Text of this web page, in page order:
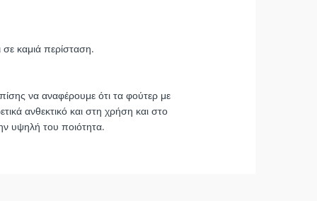
καμιά περίσταση.
να αναφέρουμε ότι τα φούτερ με
ανθεκτικό και στη χρήση και στο
υψηλή του ποιότητα.